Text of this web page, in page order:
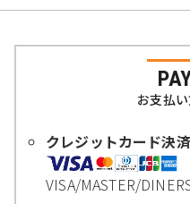
お支払
クレジットカード決済
VISA/MASTER/